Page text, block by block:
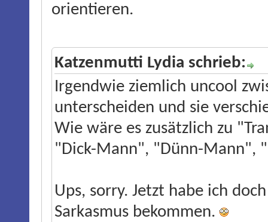
orientieren.
Katzenmutti Lydia schrieb:
Irgendwie ziemlich uncool
unterscheiden und sie
Wie wäre es zusätzlich zu
"Dick-Mann", "Dünn-Mann",
Ups, sorry. Jetzt habe ich
Sarkasmus bekommen.